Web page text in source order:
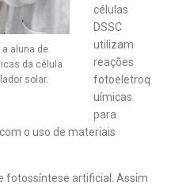
aluna de
da célula
solar.
células
DSSC
utilizam
reações
fotoeletroq
uímicas
para
o uso de materiais
fotossíntese artificial. Assim